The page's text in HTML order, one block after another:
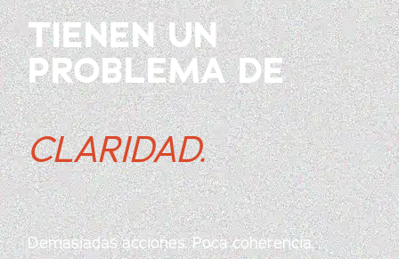
TIENEN UN
PROBLEMA DE
CLARIDAD.
Demasiadas acciones.Poca coherencia.